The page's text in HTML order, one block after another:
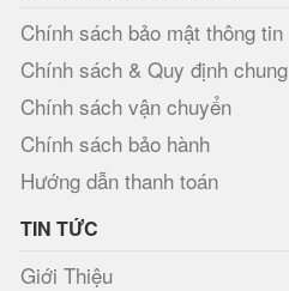
Chính sách bảo mật thông tin
Chính sách & Quy định chung
Chính sách vận chuyển
Chính sách bảo hành
Hướng dẫn thanh toán
TIN TỨC
Giới Thiệu